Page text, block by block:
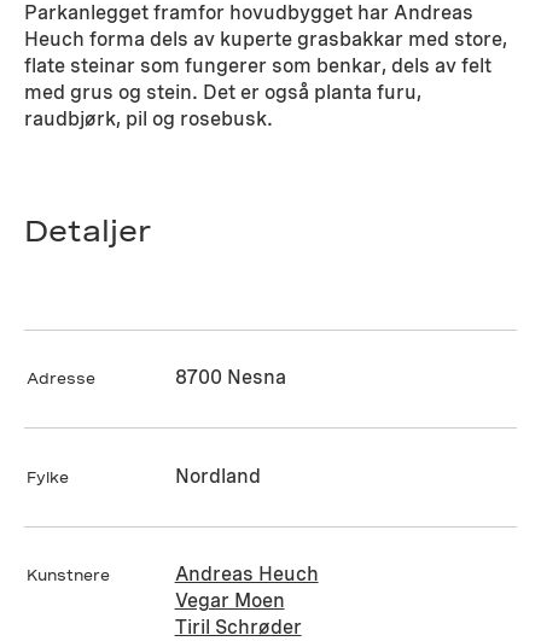
Parkanlegget framfor hovudbygget har Andreas
Heuch forma dels av kuperte grasbakkar med store,
flate steinar som fungerer som benkar, dels av felt
med grus og stein. Det er også planta furu,
raudbjørk, pil og rosebusk.
Detaljer
Adresse 8700 Nesna
Fylke Nordland
Kunstnere
Andreas Heuch
Vegar Moen
Tiril Schrøder